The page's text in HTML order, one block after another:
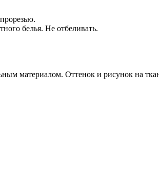
белья. Не отбеливать.
материалом. Оттенок и рисунок на